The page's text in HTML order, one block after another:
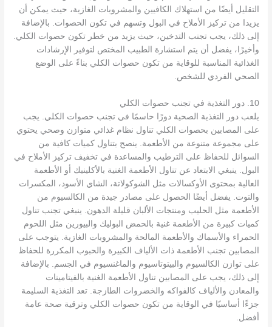
التقليل أيضًا من استهلاك الكافيين والمشروبات الغازية، حيث يمكن أن
يزيدا من تركيز الأملاح في البول وتسهم في تكون الحصوات. بالإضافة
إلى ذلك، يجب تجنب التدخين، حيث يزيد من خطر تكون حصوات الكلي.
وأخيرًا، يفضل أن يتم استشارة الطبيب المختص لتوفير الإرشادات
الغذائية المناسبة للوقاية من تكون حصوات الكلي بناءً على الوضع
الصحي الفردي للشخص.
10. دور التغذية في تجنب حصوات الكلي
يلعب دور التغذية الصحية دورًا حاسمًا في تجنب حصوات الكلي. يجب
على المصابين بحصوات الكلي تناول نظام غذائي متوازن وصحي يحتوي
على مجموعة متنوعة من الأطعمة. ينصح بتناول كميات كافية من
السوائل للحفاظ على الترطيب والمساعدة في تخفيف تركيز الأملاح في
البول. ينبغي الابتعاد عن تناول الأطعمة الغنية بالأكلينيك أو الأطعمة
العالية بمحتوى الأوكسالات مثل الشوكولاتة، الشاي الأسود، المكسرات
والتوت. يفضل أيضًا الحصول على مصادر جيدة من الكالسيوم من
الأطعمة مثل الحليب ومنتجات الألبان قليلة الدهون. ينبغي تجنب تناول
كميات كبيرة من الأطعمة غنية بالحمض البوليك والبيورين مثل اللحوم
الحمراء والأسماك والأطعمة المالحة والمشروبات الغازية. يتوجب على
المصابين تجنب الأطعمة ذات الألياف الكبيرة والحبوب المكررة للحفاظ
على توازن الكالسيوم والبيتوتاسيوم والماغنسيوم في الجسم. بالإضافة
إلى ذلك، يجب على المصابين تناول الأطعمة الغنية بالفيتامينات
والمعادن والألياف كالفواكه والخضروات الطازجة. تعد التغذية السليمة
جزءًا أساسيًا في الوقاية من تكون حصوات الكلي وترقية صحة عامة
أفضل.